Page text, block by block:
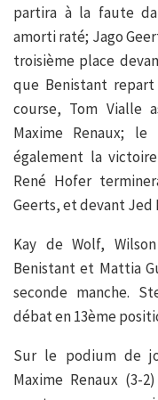
partira à la faute
amorti raté; Jago
troisième place
que Benistant
course, Tom Vialle
Maxime Renaux;
également la
René Hofer
Geerts, et devant Jed
Kay de Wolf,
Benistant et Mattia
seconde manche.
débat en 13ème
Sur le podium de
Maxime Renaux (3-